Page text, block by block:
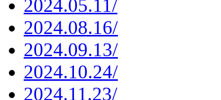
2024.05.11/
2024.08.16/
2024.09.13/
2024.10.24/
2024.11.23/